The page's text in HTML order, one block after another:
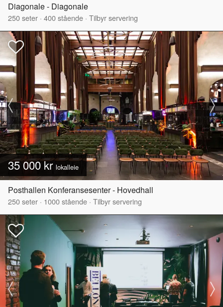
Diagonale - Diagonale
250seter · 400stående · Tilbyr servering
35 000 krlokalleie
Posthallen Konferansesenter - Hovedhall
250seter · 1000stående · Tilbyr servering